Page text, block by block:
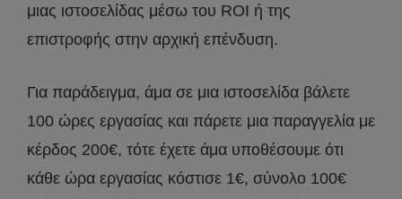
μιας ιστοσελίδας μέσω του ROI ή της
επιστροφής στην αρχική επένδυση.
Για παράδειγμα, άμα σε μια ιστοσελίδα βάλετε
100 ώρες εργασίας και πάρετε μια παραγγελία με
κέρδος 200€, τότε έχετε άμα υποθέσουμε ότι
κάθε ώρα εργασίας κόστισε 1€, σύνολο 100€